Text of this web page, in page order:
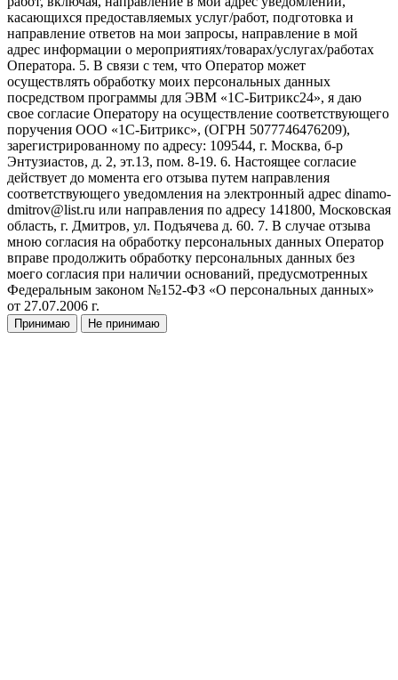
касающихся предоставляемых услуг/работ, подготовка и
направление ответов на мои запросы, направление в мой
адрес информации о мероприятиях/товарах/услугах/работах
Оператора. 5. В связи с тем, что Оператор может
осуществлять обработку моих персональных данных
посредством программы для ЭВМ «1С-Битрикс24», я даю
свое согласие Оператору на осуществление соответствующего
поручения ООО «1С-Битрикс», (ОГРН 5077746476209),
зарегистрированному по адресу: 109544, г. Москва, б-р
Энтузиастов, д. 2, эт.13, пом. 8-19. 6. Настоящее согласие
действует до момента его отзыва путем направления
соответствующего уведомления на электронный адрес dinamo-
dmitrov@list.ru или направления по адресу 141800, Московская
область, г. Дмитров, ул. Подъячева д. 60. 7. В случае отзыва
мною согласия на обработку персональных данных Оператор
вправе продолжить обработку персональных данных без
моего согласия при наличии оснований, предусмотренных
Федеральным законом №152-ФЗ «О персональных данных»
от 27.07.2006 г.
Принимаю Не принимаю